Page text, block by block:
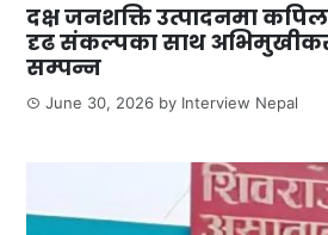
दक्ष जनशक्ति उत्पादनमा
दृढ संकल्पका साथ
सम्पन्न
June 30, 2026 by Interview Nepal